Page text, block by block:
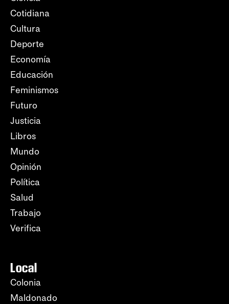
Cotidiana
Cultura
Deporte
Economía
Educación
Feminismos
Futuro
Justicia
Libros
Mundo
Opinión
Política
Salud
Trabajo
Verifica
Local
Colonia
Maldonado